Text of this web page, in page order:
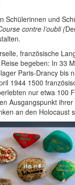
Schülerinnen und
contre l’oubli (
französische
begeben: In 33
Paris-Drancy bis
1944 1500
nur etwa 100
Ausgangspunkt
an den Holocaust